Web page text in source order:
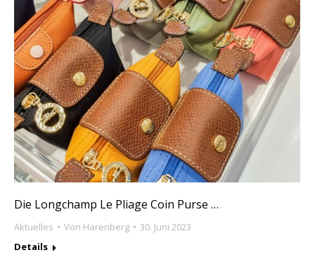
Die Longchamp Le Pliage Coin Purse …
Aktuelles Von Harenberg
30. Juni 2023
Details